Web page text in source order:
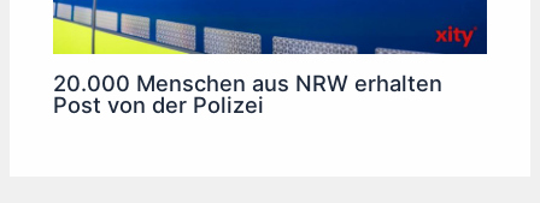
20.000 Menschen aus NRW erhalten
Post von der Polizei